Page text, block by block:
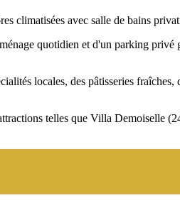
climatisées avec salle de bains
quotidien et d'un parking
locales, des pâtisseries
telles que Villa